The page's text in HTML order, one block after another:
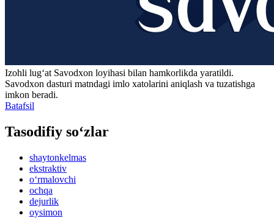
Izohli lugʻat Savodxon loyihasi bilan hamkorlikda yaratildi.
Savodxon dasturi matndagi imlo xatolarini aniqlash va tuzatishga
imkon beradi.
Batafsil
Tasodifiy so‘zlar
shaytonkelmas
ekstraktiv
o‘rmalovchi
ochqa
dejurlik
oysimon